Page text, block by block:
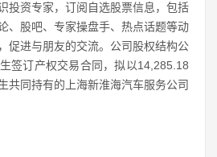
投资专家，订阅自选股票信息，包括
、股吧、专家操盘手、热点话题等动
促进与朋友的交流。公司股权结构公
签订产权交易合同，拟以14,285.18
共同持有的上海新淮海汽车服务公司